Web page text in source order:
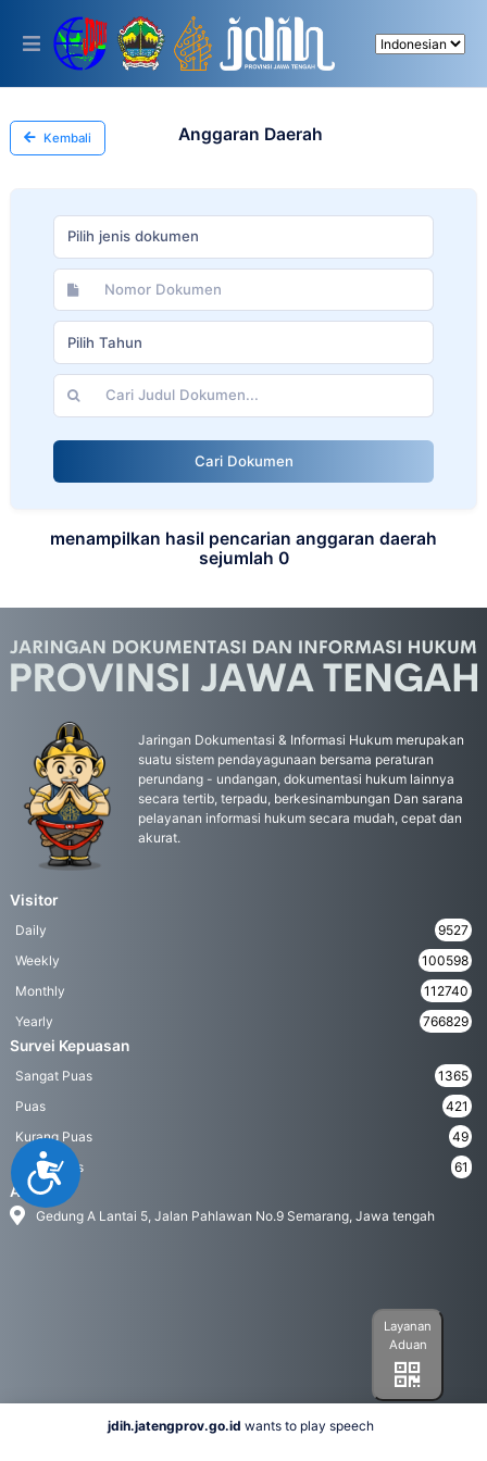
This
includes
accessibility
system.
Accessibility
Kembali Anggaran Daerah
Pilih jenis dokumen
Pilih Tahun
Cari Dokumen
menampilkan hasil pencarian anggaran daerah
sejumlah 0
Jaringan Dokumentasi & Informasi Hukum merupakan
suatu sistem pendayagunaan bersama peraturan
perundang - undangan, dokumentasi hukum lainnya
secara tertib, terpadu, berkesinambungan Dan sarana
pelayanan informasi hukum secara mudah, cepat dan
akurat.
Visitor
Daily
9527
Weekly
100598
Monthly
112740
Yearly
766829
Survei Kepuasan
Sangat Puas
1365
Puas
421
Kurang Puas
49
Tidak Puas
61
Address
Gedung A Lantai 5, Jalan Pahlawan No.9 Semarang, Jawa tengah
Layanan
Aduan
jdih.jatengprov.go.id wants to play speech